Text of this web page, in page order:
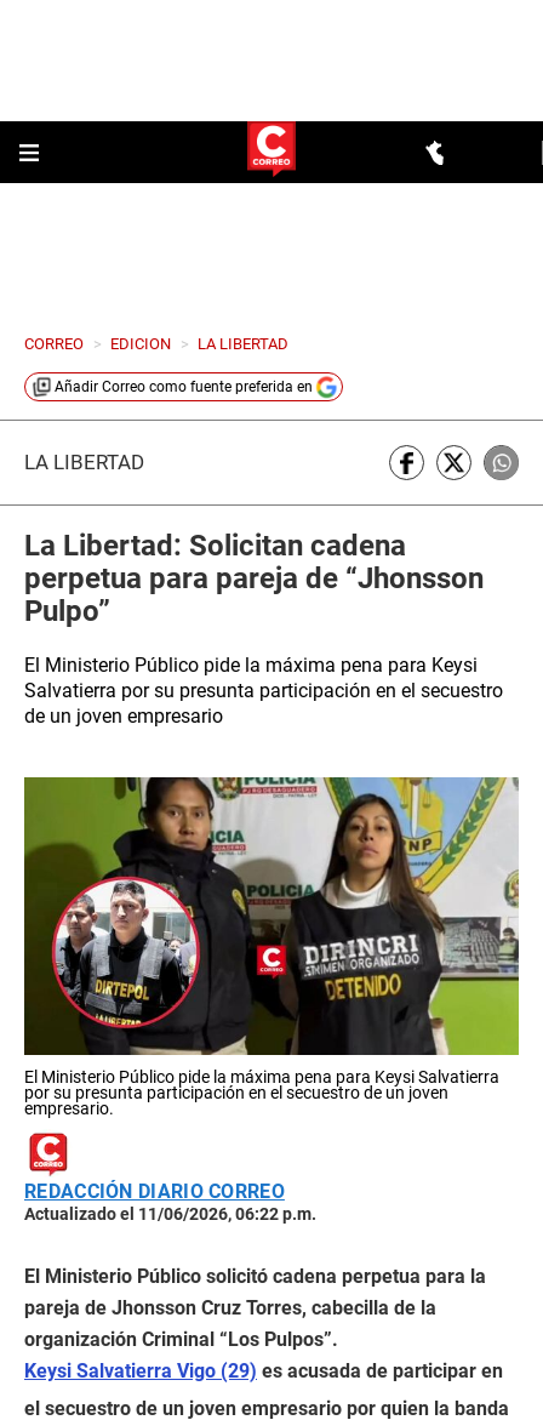
CORREO > EDICION > LA LIBERTAD
Añadir Correo como fuente preferida en
LA LIBERTAD
La Libertad: Solicitan cadena
perpetua para pareja de “Jhonsson
Pulpo”
El Ministerio Público pide la máxima pena para Keysi
Salvatierra por su presunta participación en el secuestro
de un joven empresario
El Ministerio Público pide la máxima pena para Keysi Salvatierra
por su presunta participación en el secuestro de un joven
empresario.
REDACCIÓN DIARIO CORREO
Actualizado el 11/06/2026, 06:22 p.m.
El Ministerio Público solicitó cadena perpetua para la
pareja de Jhonsson Cruz Torres, cabecilla de la
organización Criminal “Los Pulpos”.
Keysi Salvatierra Vigo (29) es acusada de participar en
el secuestro de un joven empresario por quien la banda